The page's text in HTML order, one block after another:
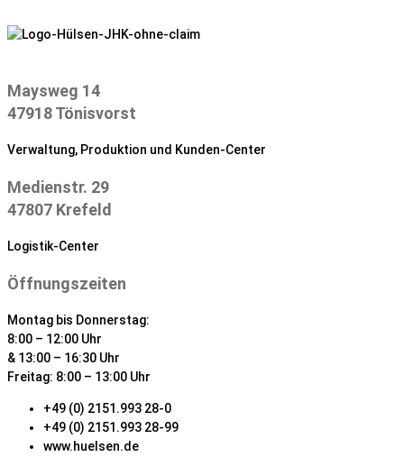
Inhalt
Maysweg 14
47918 Tönisvorst
Verwaltung, Produktion und Kunden-Center
Medienstr. 29
47807 Krefeld
Logistik-Center
Öffnungszeiten
Montag bis Donnerstag:
8:00 – 12:00 Uhr
& 13:00 – 16:30 Uhr
Freitag: 8:00 – 13:00 Uhr
+49 (0) 2151.993 28-0
+49 (0) 2151.993 28-99
www.huelsen.de